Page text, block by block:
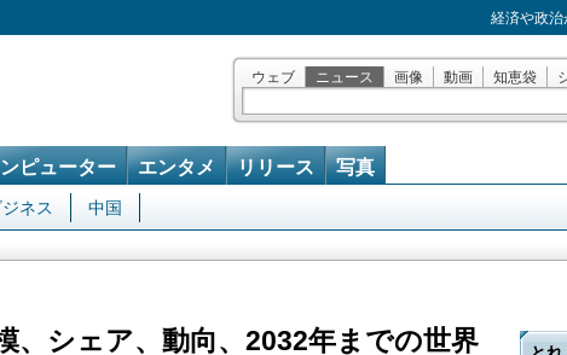
経済や政
ウェブ ニュース 画像 動画 知恵袋
ピューター エンタメ リリース 写真
ジネス 中国
、シェア、動向、2032年までの世界